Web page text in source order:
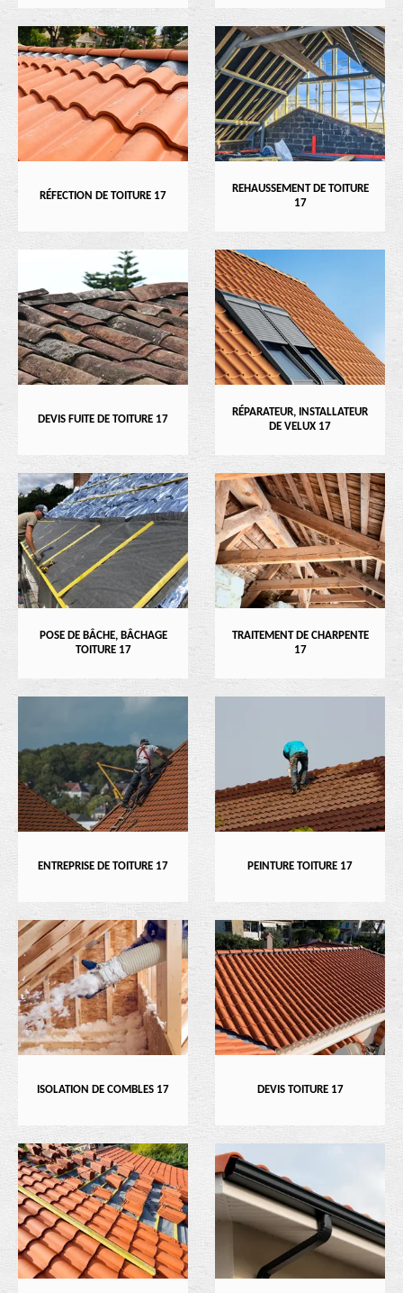
RÉFECTION DE TOITURE 17
REHAUSSEMENT DE TOITURE
17
DEVIS FUITE DE TOITURE 17
RÉPARATEUR, INSTALLATEUR
DE VELUX 17
POSE DE BÂCHE, BÂCHAGE
TOITURE 17
TRAITEMENT DE CHARPENTE
17
ENTREPRISE DE TOITURE 17 PEINTURE TOITURE 17
ISOLATION DE COMBLES 17 DEVIS TOITURE 17